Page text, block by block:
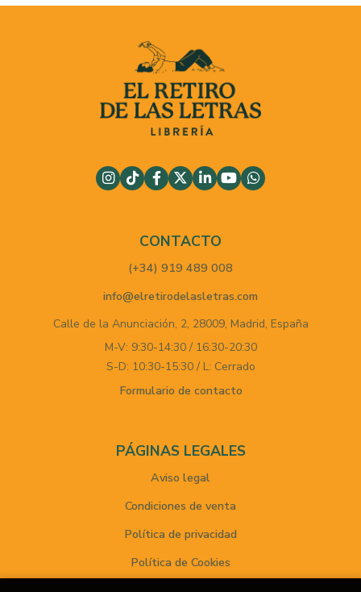
CONTACTO
(+34) 919 489 008
info@elretirodelasletras.com
Calle de la Anunciación, 2, 28009, Madrid, España
M-V: 9:30-14:30 / 16:30-20:30
S-D: 10:30-15:30 / L: Cerrado
Formulario de contacto
PÁGINAS LEGALES
Aviso legal
Condiciones de venta
Política de privacidad
Política de Cookies